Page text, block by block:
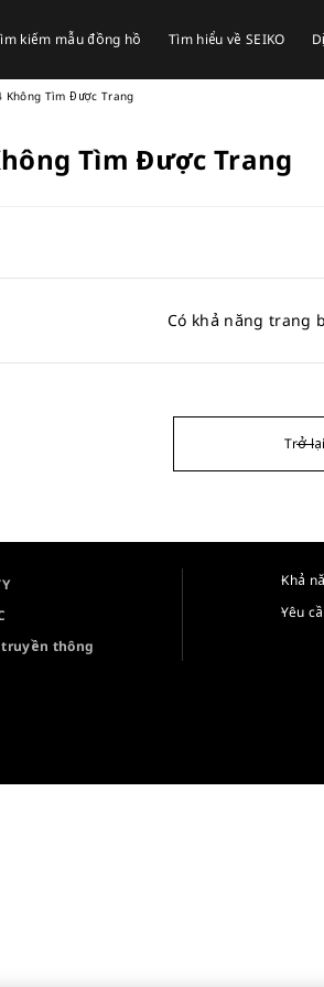
kiếm mẫu đồng hồ Tìm hiểu về SEIKO
Không Tìm Được Trang
Tìm Được Trang
Có khả năng trang
Trở lại
thông
Khả
Yêu